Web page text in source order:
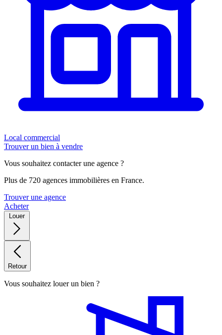
Local commercial
Trouver un bien à vendre
Vous souhaitez contacter une agence ?
Plus de 720 agences immobilières en France.
Trouver une agence
Acheter
Louer
Retour
Vous souhaitez louer un bien ?